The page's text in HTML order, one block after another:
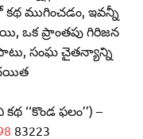
ముగించడం, ఇవన్నీ
ఒక ప్రాంతపు గిరిజన
సంఘ చైతన్యాన్ని
‘‘కొండ ఫలం’’) –
83223